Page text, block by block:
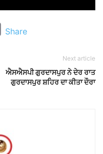
Print
Share
Next article
ਐਸਐਸਪੀ ਗੁਰਦਾਸਪੁਰ ਨੇ ਦੇਰ ਰਾਤ
ਗੁਰਦਾਸਪੁਰ ਸ਼ਹਿਰ ਦਾ ਕੀਤਾ ਦੌਰਾ